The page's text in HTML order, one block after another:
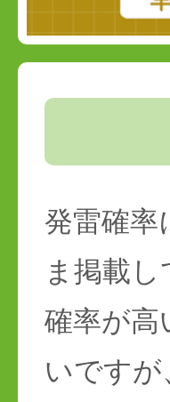
発雷確率
ま掲載し
確率が高
いです